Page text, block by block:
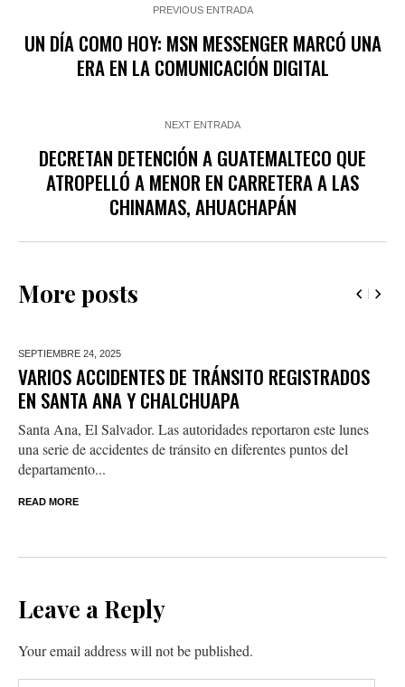
PREVIOUS ENTRADA
UN DÍA COMO HOY: MSN MESSENGER MARCÓ UNA
ERA EN LA COMUNICACIÓN DIGITAL
NEXT ENTRADA
DECRETAN DETENCIÓN A GUATEMALTECO QUE
ATROPELLÓ A MENOR EN CARRETERA A LAS
CHINAMAS, AHUACHAPÁN
More posts
SEPTIEMBRE 24, 2025
VARIOS ACCIDENTES DE TRÁNSITO REGISTRADOS
EN SANTA ANA Y CHALCHUAPA
Santa Ana, El Salvador. Las autoridades reportaron este lunes
una serie de accidentes de tránsito en diferentes puntos del
departamento...
READ MORE
Leave a Reply
Your email address will not be published.